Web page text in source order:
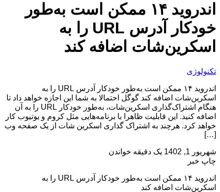
اندروید ۱۴ ممکن است به‌طور
خودکار آدرس URL را به
اسکرین‌شات اضافه کند
تکنولوژی
اندروید ۱۴ ممکن است به‌طور خودکار آدرس URL را به
اسکرین‌شات اضافه کند گوگل احتمالا به شما این اجازه خواهد داد تا
هنگام اشتراک‌گذاری اسکرین‌شات، به‌طور خودکار URL را به آن
اضافه کنید. این قابلیت ظاهرا با برنامه‌هایی مثل کروم و یوتیوب کار
خواهد کرد. هرچند به اشتراک گذاری اسکرین شات از یک صفحه وب
[…]
شهریور 1, 1402
یک دقیقه خواندن
چاپ خبر
اندروید ۱۴ ممکن است به‌طور خودکار آدرس URL را به
اسکرین‌شات اضافه کند